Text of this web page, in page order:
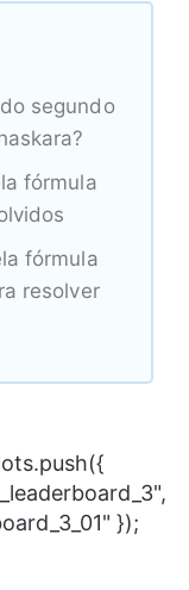
segundo
fórmula
fórmula
resolver
});